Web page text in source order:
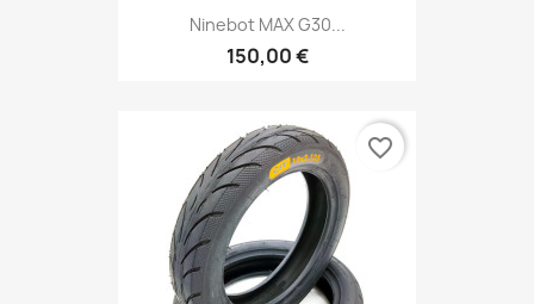
Ninebot MAX G30...
150,00 €
favorite_border